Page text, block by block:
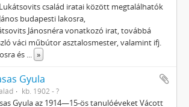
család iratai között megtalálhatók
budapesti lakosra,
Jánosnéra vonatkozó irat, továbbá
váci műbútor asztalosmester, valamint ifj.
és ... »
Gyula
kb. 1902 - ?
Gyula az 1914—15-ös tanulóéveket Vácott